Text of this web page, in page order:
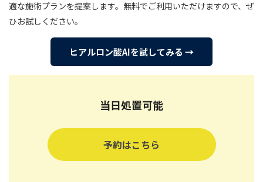
適な施術プランを提案します。無料でご利用いただけますので、ぜ
ひお試しください。
ヒアルロン酸AIを試してみる →
当日処置可能
予約はこちら